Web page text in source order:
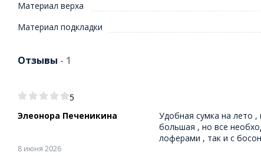
Материал верха
Материал подкладки
Отзывы - 1
5
Элеонора Печеникина
8 июня 2026
Удобная сумка на лето
большая , но все
лоферами , так и с